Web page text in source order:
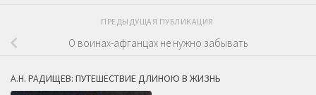
ПРЕДЫДУЩАЯ ПУБЛИКАЦИЯ
О воинах-афганцах не нужно забывать
А.Н. РАДИЩЕВ: ПУТЕШЕСТВИЕ ДЛИНОЮ В ЖИЗНЬ